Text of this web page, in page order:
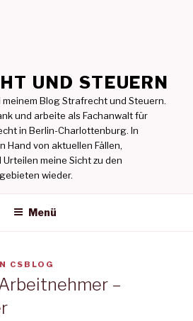
UND STEUERN
meinem Blog Strafrecht und Steuern.
und arbeite als Fachanwalt für
in Berlin-Charlottenburg. In
Hand von aktuellen Fällen,
meine Sicht zu den
wieder.
Menü
CSBLOG
–